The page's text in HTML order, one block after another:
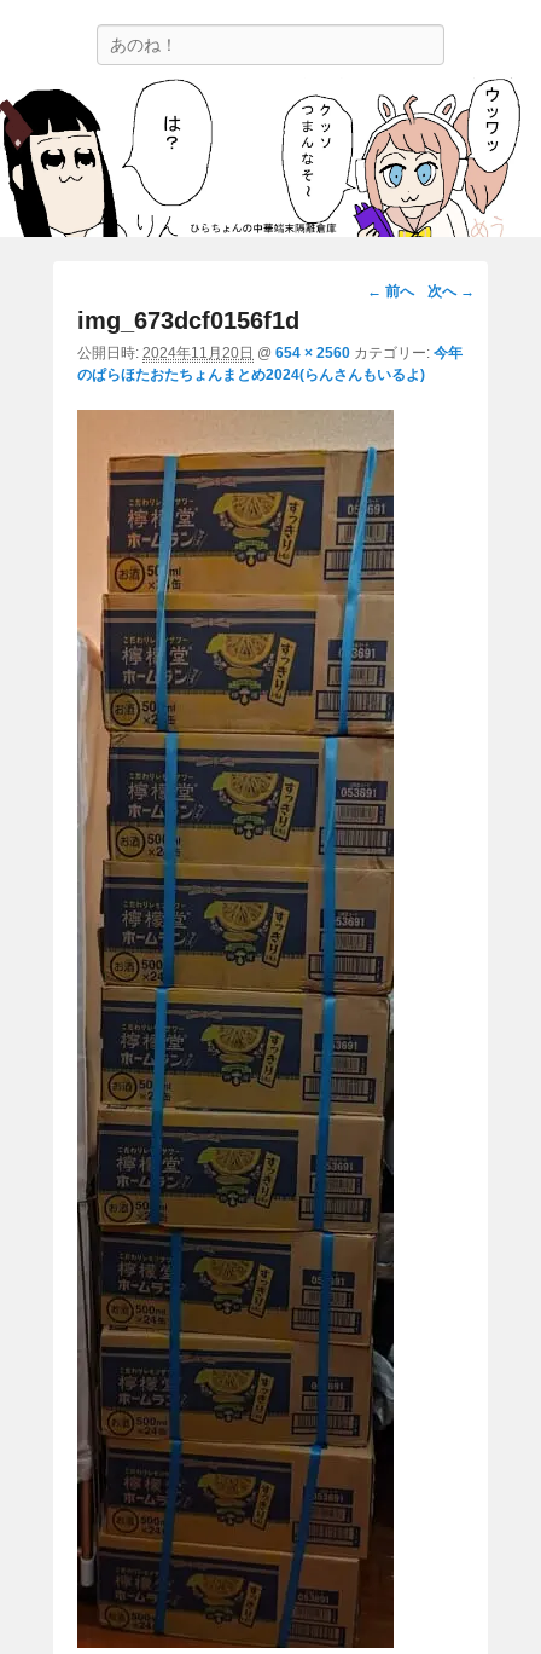
ひらちょんの中華端末隔離倉庫
ほたがページ上部にある検索バーを消してくれたサイトです。
画
ビ
シ
ョ
ン
← 前へ 次へ →
img_673dcf0156f1d
公開日時: 2024年11月20日 @ 654 × 2560 カテゴリー: 今年
のぱらほたおたちょんまとめ2024(らんさんもいるよ)